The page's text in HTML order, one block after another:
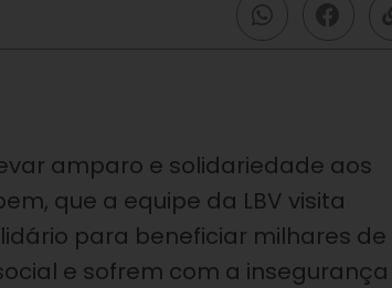
amparo e solidariedade aos
que a equipe da LBV visita
para beneficiar milhares de
e sofrem com a insegurança